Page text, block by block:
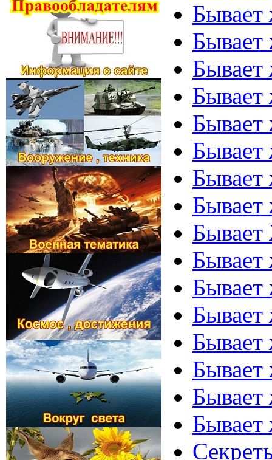
Бывает
Бывает
Бывает
Бывает
Бывает
Бывает
Бывает
Бывает
Бывает
Бывает
Бывает
Бывает
Бывает